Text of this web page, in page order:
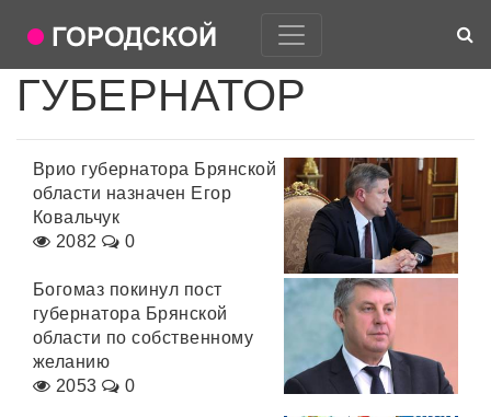
ГУБЕРНАТОР
Врио губернатора Брянской
области назначен Егор
Ковальчук
2082
0
Богомаз покинул пост
губернатора Брянской
области по собственному
желанию
2053
0